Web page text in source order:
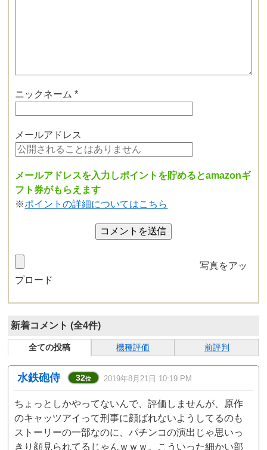
ニックネーム*
メールアドレス
メールアドレスを入力しポイントを貯めるとamazonギ
フト券がもらえます
※ポイントの詳細についてはこちら
写真をアッ
プロード
新着コメント (全4件)
全ての投稿 機種評価 前評判
水鉄砲侍 32位 2019年8月21日 10:19 PM
ちょっとしかやってないんで、評価しませんが、原作
のキャッツアイって刑事に顔ばれないようしてるのも
ストーリーの一部なのに、パチンコの演出じゃ思いっ
きり顔見られてるじゃんｗｗｗ。こういった細かい部